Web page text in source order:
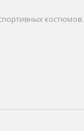
костюмов.